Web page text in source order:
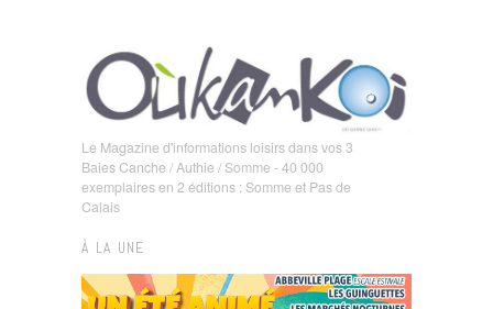
Le Magazine d'informations loisirs dans vos 3
Baies Canche / Authie / Somme - 40 000
exemplaires en 2 éditions : Somme et Pas de
Calais
À LA UNE